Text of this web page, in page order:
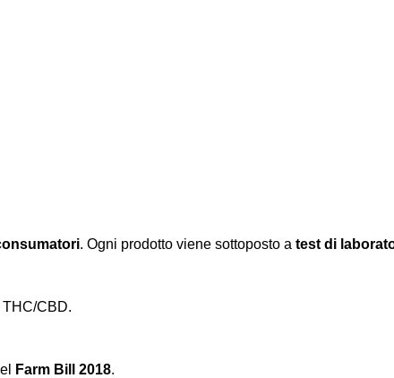
. Ogni prodotto viene sottoposto a test di
CBD.
Farm Bill 2018.